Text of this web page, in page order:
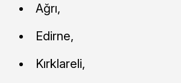
Ağrı,
Edirne,
Kırklareli,